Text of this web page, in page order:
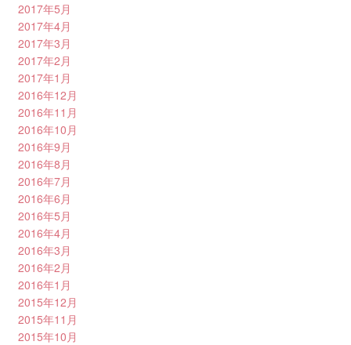
2017年5月
2017年4月
2017年3月
2017年2月
2017年1月
2016年12月
2016年11月
2016年10月
2016年9月
2016年8月
2016年7月
2016年6月
2016年5月
2016年4月
2016年3月
2016年2月
2016年1月
2015年12月
2015年11月
2015年10月